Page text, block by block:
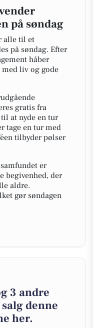
på søndag
alle til et
på søndag. Efter
håber
med liv og gode
gratis fra
at nyde en tur
tage en tur med
tilbyder pølser
er
begivenhed, der
aldre.
gør søndagen
3 andre
denne
her.